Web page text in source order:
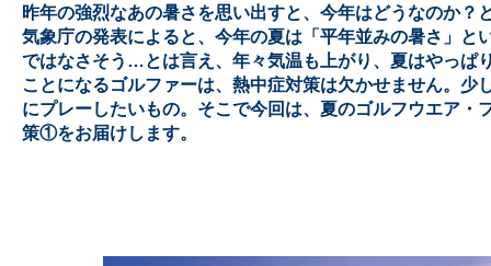
昨年の強烈なあの暑さを思い出すと、今年はどうなのか？
気象庁の発表によると、今年の夏は「平年並みの暑さ」と
ではなさそう…とは言え、年々気温も上がり、夏はやっぱ
ことになるゴルファーは、熱中症対策は欠かせません。少
にプレーしたいもの。そこで今回は、夏のゴルフウエア・
策①をお届けします。